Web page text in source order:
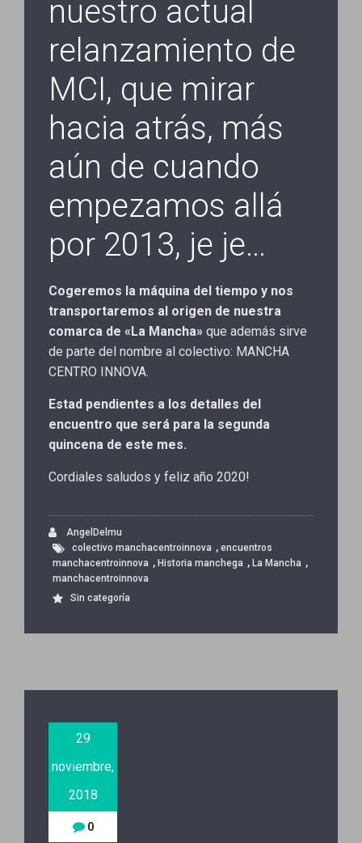
nuestro actual
relanzamiento de
MCI, que mirar
hacia atrás, más
aún de cuando
empezamos allá
por 2013, je je…
Cogeremos la máquina del tiempo y nos
transportaremos al origen de nuestra
comarca de «La Mancha» que además sirve
de parte del nombre al colectivo: MANCHA
CENTRO INNOVA.
Estad pendientes a los detalles del
encuentro que será para la segunda
quincena de este mes.
Cordiales saludos y feliz año 2020!
AngelDelmu
colectivo manchacentroinnova , encuentros
manchacentroinnova , Historia manchega , La Mancha ,
manchacentroinnova
Sin categoría
29
noviembre,
2018
0